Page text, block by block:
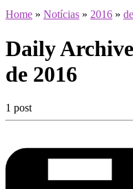
Home » Notícias » 2016 »
Daily
de 2016
1 post